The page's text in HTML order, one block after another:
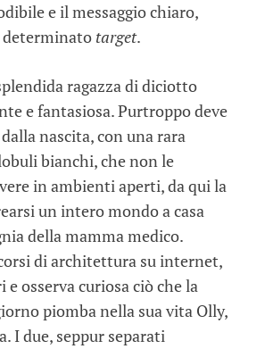
e il messaggio chiaro,
target.
ragazza di diciotto
e fantasiosa. Purtroppo deve
nascita, con una rara
bianchi, che non le
in ambienti aperti, da qui la
un intero mondo a casa
della mamma medico.
di architettura su internet,
e osserva curiosa ciò che la
piomba nella sua vita Olly,
I due, seppur separati